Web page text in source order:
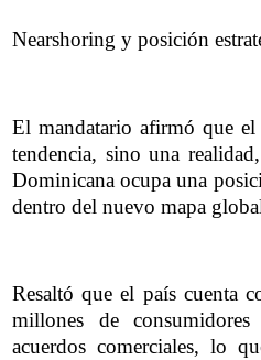
Nearshoring y posición
El mandatario afirmó que
tendencia, sino una
Dominicana ocupa una
dentro del nuevo mapa
Resaltó que el país cuenta
millones de
acuerdos comerciales, lo